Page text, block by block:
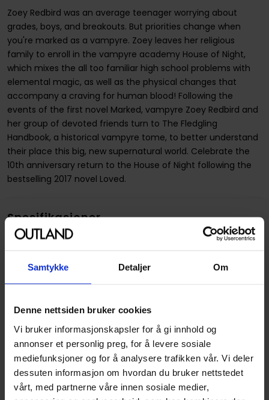
Samtykke Detaljer Om
Denne nettsiden bruker cookies
Vi bruker informasjonskapsler for å gi innhold og
annonser et personlig preg, for å levere sosiale
mediefunksjoner og for å analysere trafikken vår. Vi deler
dessuten informasjon om hvordan du bruker nettstedet
vårt, med partnerne våre innen sosiale medier,
Zoey Redbird was an average teenager worrying about
grades, boys, and breakouts. But priorities change when
you're marked as a vampyre. Zoey leaves her religious
family to enroll in the vampyre academy House of Night,
which mixes the all too familiar high school problems with
elemental magic, as well as the physical changes that
accompany a craving for human blood! Following the
events of the first novel Marked, vampyre Zoey Redbird and
her group of devoted friends turn to The Fledgling
Handbook, a historical vampyre tome, to better understand
their place this big, new supernatural world. Celebrate the
10th anniversary return to the House of Night following the
bestselling 2017 novel Loved.
Spesifikasjoner
Opprinnelsesland :
USA
Format
Serie
House of Night: The
Graphic Novel
Forfattere
Kristin CastogP.C. Cast
Sjanger
Fantasy
Antall Sider
136